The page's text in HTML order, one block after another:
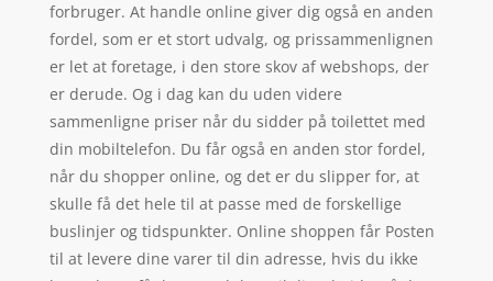
forbruger. At handle online giver dig også en anden
fordel, som er et stort udvalg, og prissammenlignen
er let at foretage, i den store skov af webshops, der
er derude. Og i dag kan du uden videre
sammenligne priser når du sidder på toilettet med
din mobiltelefon. Du får også en anden stor fordel,
når du shopper online, og det er du slipper for, at
skulle få det hele til at passe med de forskellige
buslinjer og tidspunkter. Online shoppen får Posten
til at levere dine varer til din adresse, hvis du ikke